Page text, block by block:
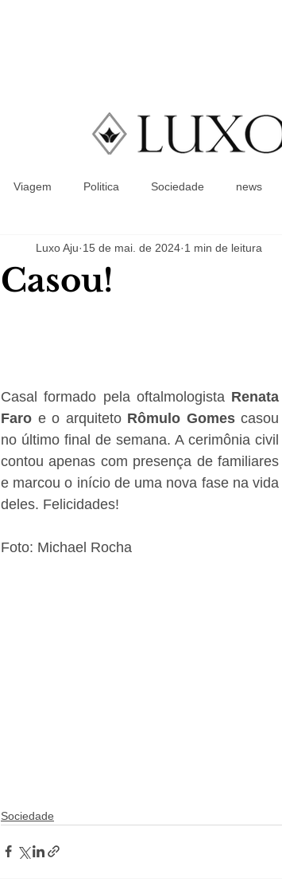
Viagem Politica Sociedade news
Casou!
Luxo Aju 15 de mai. de 2024 1 min de leitura
Casal formado pela oftalmologista Renata
Faro e o arquiteto Rômulo Gomes casou
no último final de semana. A cerimônia civil
contou apenas com presença de familiares
e marcou o início de uma nova fase na vida
deles. Felicidades!
Foto: Michael Rocha
Sociedade